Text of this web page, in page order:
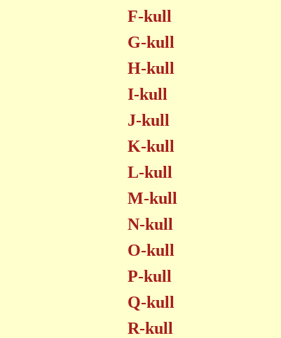
F-kull
G-kull
H-kull
I-kull
J-kull
K-kull
L-kull
M-kull
N-kull
O-kull
P-kull
Q-kull
R-kull